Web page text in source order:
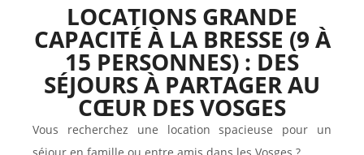
LOCATIONS GRANDE
CAPACITÉ À LA BRESSE (9 À
15 PERSONNES) : DES
SÉJOURS À PARTAGER AU
CŒUR DES VOSGES
Vous recherchez une location spacieuse pour un